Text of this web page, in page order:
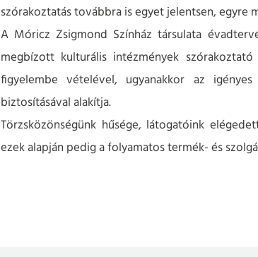
szórakoztatás továbbra is egyet jelentsen, egyre
A Móricz Zsigmond Színház társulata
megbízott kulturális intézmények
figyelembe vételével, ugyanakkor az
biztosításával alakítja.
Törzsközönségünk hűsége, látogatóink
ezek alapján pedig a folyamatos termék- és